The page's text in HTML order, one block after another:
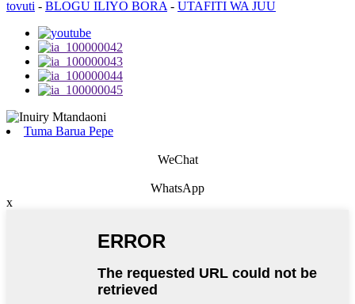
tovuti - BLOGU ILIYO BORA - UTAFITI WA JUU
Tuma Barua Pepe
WeChat
WhatsApp
x